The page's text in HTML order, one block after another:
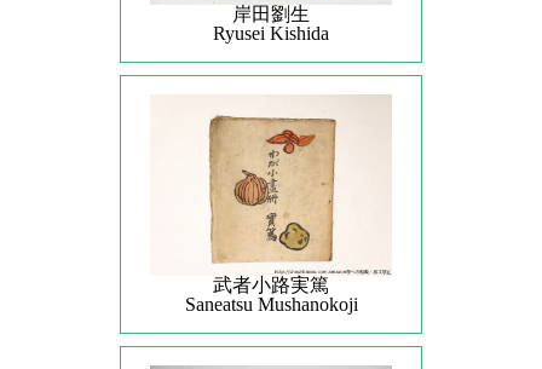
岸田劉生
Ryusei Kishida
武者小路実篤
Saneatsu Mushanokoji